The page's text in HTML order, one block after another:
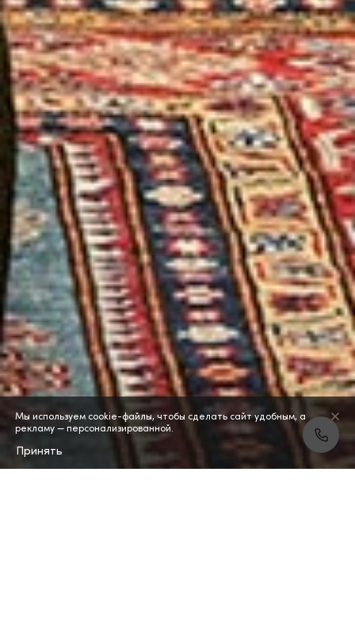
Мы используем cookie-файлы, чтобы сделать сайт удобным, а
рекламу — персонализированной.
Принять